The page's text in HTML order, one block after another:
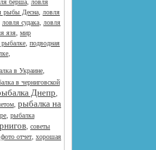
берша
ловля
рыбы Десна, ловля
ловля судака, ловля
язя, мир
рыбалке, подводная
,
в Украине,
в черниговской
Днепр,
, рыбалка на
, рыбалка
, советы
фото отчет, хорошая